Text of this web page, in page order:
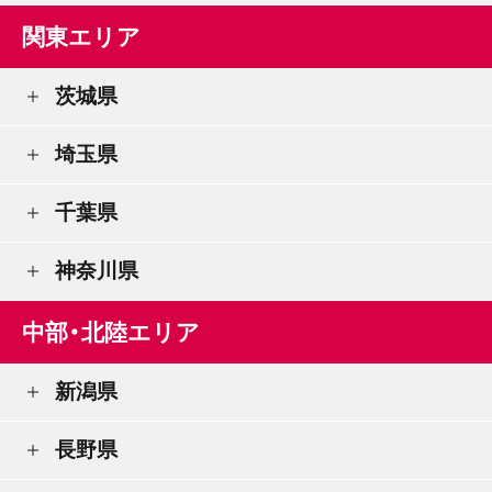
関東エリア
茨城県
埼玉県
千葉県
神奈川県
中部・北陸エリア
新潟県
長野県